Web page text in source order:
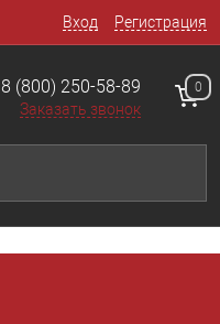
Вход Регистрация
8 (800) 250-58-89
Заказать звонок
0